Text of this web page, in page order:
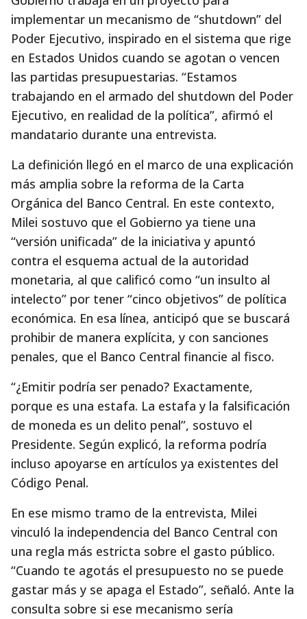
implementar un mecanismo de “shutdown” del
Poder Ejecutivo, inspirado en el sistema que rige
en Estados Unidos cuando se agotan o vencen
las partidas presupuestarias. “Estamos
trabajando en el armado del shutdown del Poder
Ejecutivo, en realidad de la política”, afirmó el
mandatario durante una entrevista.
La definición llegó en el marco de una explicación
más amplia sobre la reforma de la Carta
Orgánica del Banco Central. En este contexto,
Milei sostuvo que el Gobierno ya tiene una
“versión unificada” de la iniciativa y apuntó
contra el esquema actual de la autoridad
monetaria, al que calificó como “un insulto al
intelecto” por tener “cinco objetivos” de política
económica. En esa línea, anticipó que se buscará
prohibir de manera explícita, y con sanciones
penales, que el Banco Central financie al fisco.
“¿Emitir podría ser penado? Exactamente,
porque es una estafa. La estafa y la falsificación
de moneda es un delito penal”, sostuvo el
Presidente. Según explicó, la reforma podría
incluso apoyarse en artículos ya existentes del
Código Penal.
En ese mismo tramo de la entrevista, Milei
vinculó la independencia del Banco Central con
una regla más estricta sobre el gasto público.
“Cuando te agotás el presupuesto no se puede
gastar más y se apaga el Estado”, señaló. Ante la
consulta sobre si ese mecanismo sería